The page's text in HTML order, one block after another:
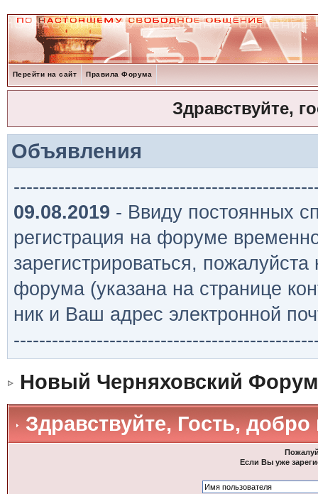
Перейти на сайт Правила Форума
Здравствуйте,
Объявления
09.08.2019 - Ввиду постоянных
регистрация на форуме
зарегистрироваться,
форума (указана на странице
ник и Ваш адрес электронной
Новый Черняховский Форум
Здравствуйте, Гость,
Если Вы уже